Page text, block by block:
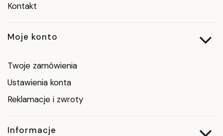
Kontakt
Moje konto
Twoje zamówienia
Ustawienia konta
Reklamacje i zwroty
Informacje